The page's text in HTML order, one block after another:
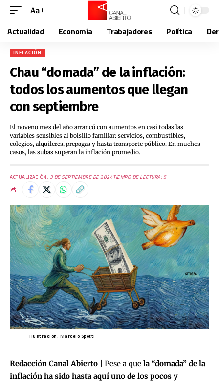
Aa
Actualidad Economía Trabajadores Política
INFLACIÓN
Chau “domada” de la inflación:
todos los aumentos que llegan
con septiembre
El noveno mes del año arrancó con aumentos en casi todas las
variables sensibles al bolsillo familiar: servicios, combustibles,
colegios, alquileres, prepagas y hasta transporte público. En muchos
casos, las subas superan la inflación promedio.
ACTUALIZACIÓN: 3 DE SEPTIEMBRE DE 2024TIEMPO DE LECTURA: 5
Ilustración: Marcelo Spotti
Redacción Canal Abierto | Pese a que la “domada” de la
inflación ha sido hasta aquí uno de los pocos y